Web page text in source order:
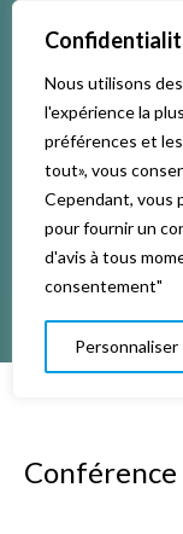
Nous utilisons
l'expérience la
préférences et
tout», vous
Cependant, vous
pour fournir un
d'avis à tous
consentement"
Personnaliser
Accueil
Événements
La vie de La
Conférence